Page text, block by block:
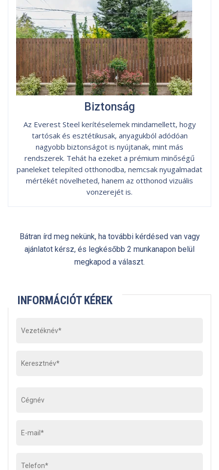
Biztonság
Az Everest Steel kerítéselemek mindamellett, hogy
tartósak és esztétikusak, anyagukból adódóan
nagyobb biztonságot is nyújtanak, mint más
rendszerek. Tehát ha ezeket a prémium minőségű
paneleket telepíted otthonodba, nemcsak nyugalmadat
mértékét növelheted, hanem az otthonod vizuális
vonzerejét is.
Bátran írd meg nekünk, ha további kérdésed van vagy
ajánlatot kérsz, és legkésőbb 2 munkanapon belül
megkapod a választ.
INFORMÁCIÓT KÉREK